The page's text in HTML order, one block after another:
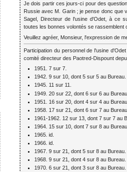
Je dois partir ces jours-ci pour des
Russie avec M. Garin ; je pense donc que
Sagel, Directeur de l'usine d'Odet, à ce
toutes les bonnes volontés se rassemblent
Veuillez agréer, Monsieur, l'expression de
Participation du personnel de l'usine
comité directeur des Paotred-Dispount
1951. 7 sur 7.
1942. 9 sur 10, dont 5 sur 5 au Bureau.
1945. 11 sur 11.
1949. 20 sur 22, dont 6 sur 6 au Bureau.
1951. 16 sur 20, dont 4 sur 4 au Bureau.
1958. 17 sur 21, dont 6 sur 7 au Bureau.
1961-1962. 12 sur 13, dont 7 sur 7 au
1964. 15 sur 10, dont 7 sur 8 au Bureau.
1965. id.
1966. id.
1967. 9 sur 21, dont 5 sur 8 au Bureau.
1968. 9 sur 21, dont 4 sur 8 au Bureau.
1970. 6 sur 21, dont 3 sur 8 au Bureau.